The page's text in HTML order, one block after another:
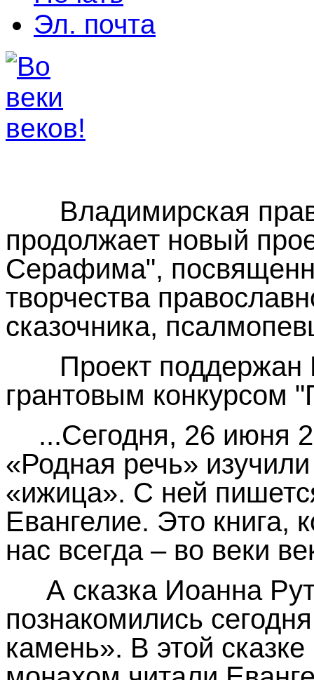
Эл. почта
Владимирская
продолжает новый
Серафима",
творчества
сказочника,
Проект поддержан
грантовым конкурсом
...Сегодня, 26 июня
«Родная речь»
«ижица». С ней
Евангелие. Это книга,
нас всегда – во веки
А сказка Иоанна
познакомились
камень». В этой